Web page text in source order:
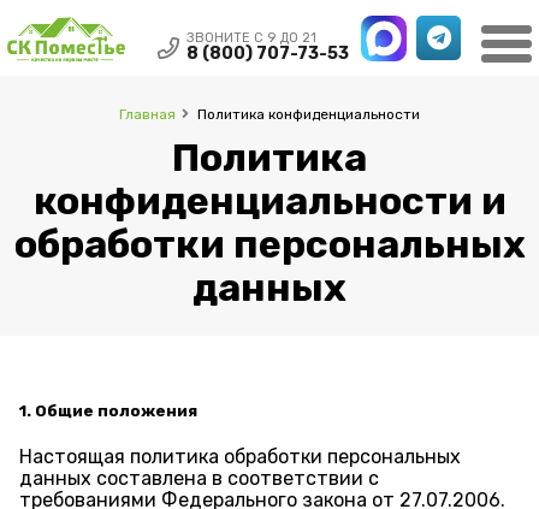
ЗВОНИТЕ С 9 ДО 21
8 (800) 707-73-53
Политика
конфиденциальности и
обработки персональных
данных
Главная Политика конфиденциальности
1. Общие положения
Настоящая политика обработки персональных
данных составлена в соответствии с
требованиями Федерального закона от 27.07.2006.